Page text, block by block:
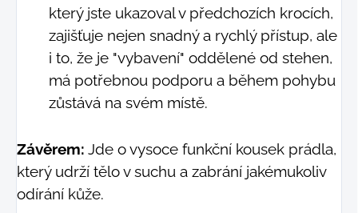
který jste ukazoval v předchozích krocích,
zajišťuje nejen snadný a rychlý přístup, ale
i to, že je "vybavení" oddělené od stehen,
má potřebnou podporu a během pohybu
zůstává na svém místě.
Závěrem: Jde o vysoce funkční kousek prádla,
který udrží tělo v suchu a zabrání jakémukoliv
odírání kůže.